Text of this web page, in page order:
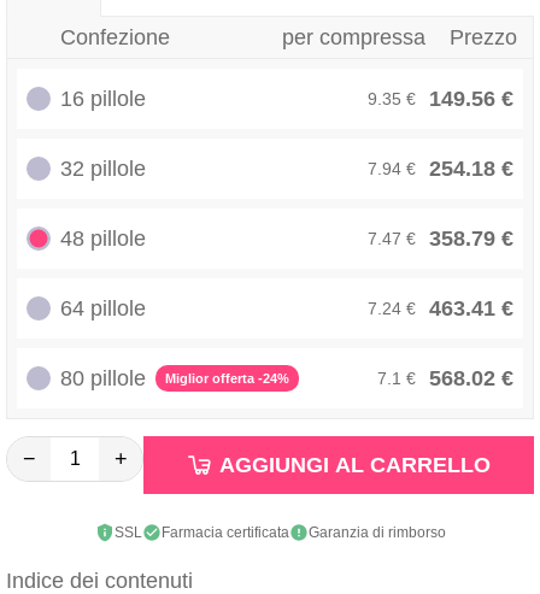
Confezione per compressa Prezzo
16 pillole 9.35 € 149.56 €
32 pillole 7.94 € 254.18 €
48 pillole 7.47 € 358.79 €
64 pillole 7.24 € 463.41 €
80 pillole Miglior offerta -24% 7.1 € 568.02 €
− + AGGIUNGI AL CARRELLO
SSL Farmacia certificata Garanzia di rimborso
Indice dei contenuti